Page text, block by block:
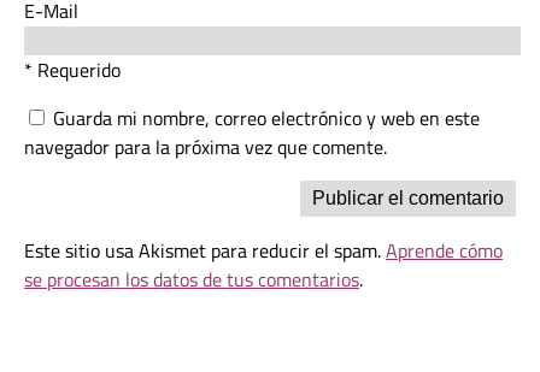
E-Mail
* Requerido
Guarda mi nombre, correo electrónico y web en este
navegador para la próxima vez que comente.
Este sitio usa Akismet para reducir el spam.Aprende cómo
se procesan los datos de tus comentarios.